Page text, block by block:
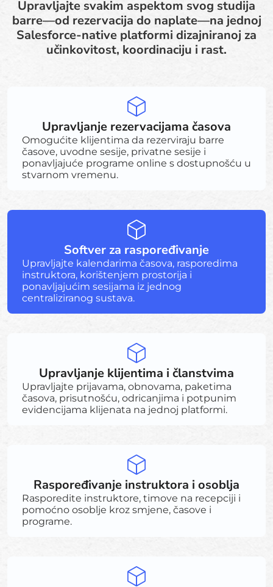
Upravljajte svakim aspektom svog studija
barre—od rezervacija do naplate—na jednoj
Salesforce-native platformi dizajniranoj za
učinkovitost, koordinaciju i rast.
Upravljanje rezervacijama časova
Omogućite klijentima da rezerviraju barre
časove, uvodne sesije, privatne sesije i
ponavljajuće programe online s dostupnošću u
stvarnom vremenu.
Softver za raspoređivanje
Upravljajte kalendarima časova, rasporedima
instruktora, korištenjem prostorija i
ponavljajućim sesijama iz jednog
centraliziranog sustava.
Upravljanje klijentima i članstvima
Upravljajte prijavama, obnovama, paketima
časova, prisutnošću, odricanjima i potpunim
evidencijama klijenata na jednoj platformi.
Raspoređivanje instruktora i osoblja
Rasporedite instruktore, timove na recepciji i
pomoćno osoblje kroz smjene, časove i
programe.